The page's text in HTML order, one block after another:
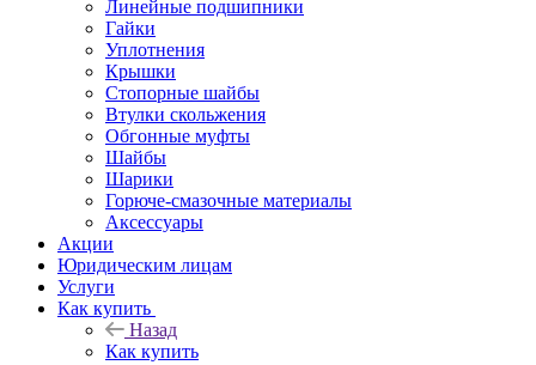
Линейные подшипники
Гайки
Уплотнения
Крышки
Стопорные шайбы
Втулки скольжения
Обгонные муфты
Шайбы
Шарики
Горюче-смазочные материалы
Аксессуары
Акции
Юридическим лицам
Услуги
Как купить
Назад
Как купить